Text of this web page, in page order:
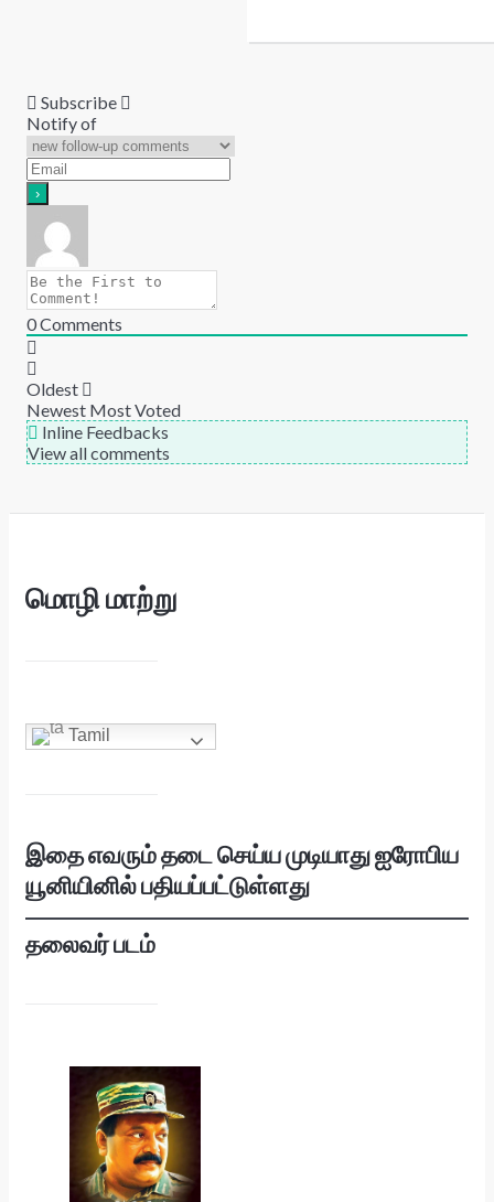
Subscribe
Notify of
0Comments
Oldest
Newest Most Voted
Inline Feedbacks
View all comments
மொழி மாற்று
Tamil
இதை எவரும் தடை செய்ய முடியாது ஐரோபிய
யூனியினில் பதியப்பட்டுள்ளது
தலைவர் படம்